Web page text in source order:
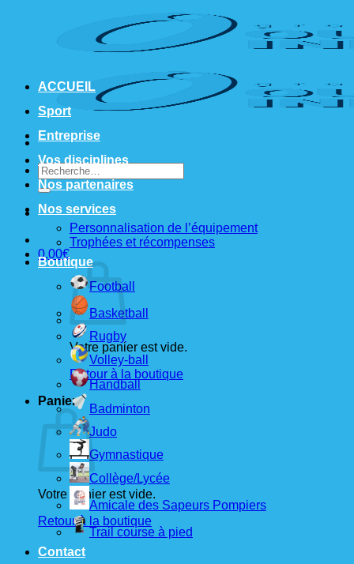
Recherche
pour :
0,00€
Votre panier est vide.
Retour à la boutique
Panier
Votre panier est vide.
Retour à la boutique
ACCUEIL
Sport
Entreprise
Vos disciplines
Nos partenaires
Nos services
Personnalisation de l’équipement
Trophées et récompenses
Boutique
Football
Basketball
Rugby
Volley-ball
Handball
Badminton
Judo
Gymnastique
Collège/Lycée
Amicale des Sapeurs Pompiers
Trail course à pied
Contact